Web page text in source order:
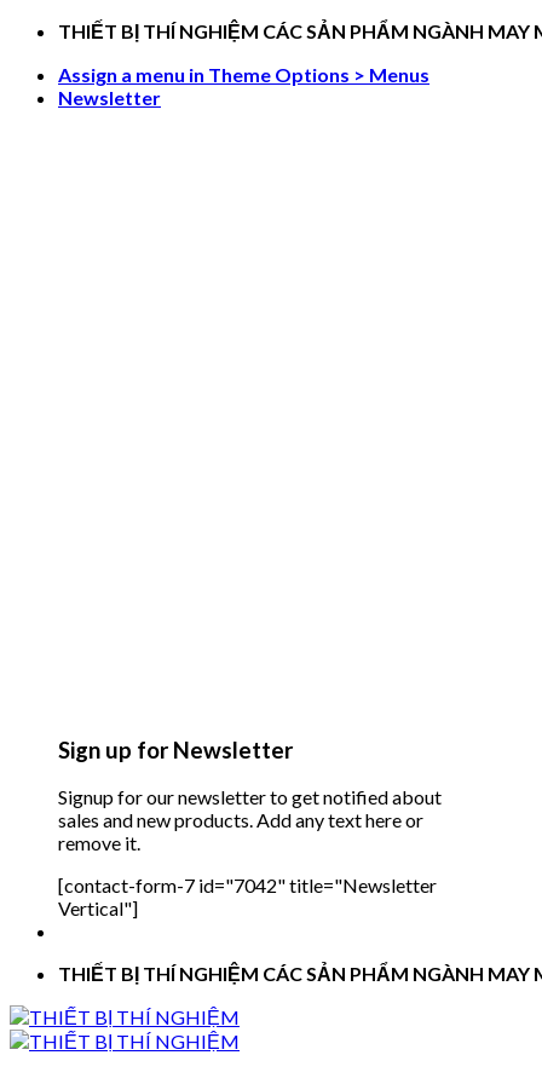
Skip
content
THIẾT BỊ THÍ NGHIỆM CÁC SẢN PHẨM NGÀNH MAY
Assign a menu in Theme Options > Menus
Newsletter
Sign up for Newsletter
Signup for our newsletter to get notified about
sales and new products. Add any text here or
remove it.
[contact-form-7 id="7042" title="Newsletter
Vertical"]
THIẾT BỊ THÍ NGHIỆM CÁC SẢN PHẨM NGÀNH MAY